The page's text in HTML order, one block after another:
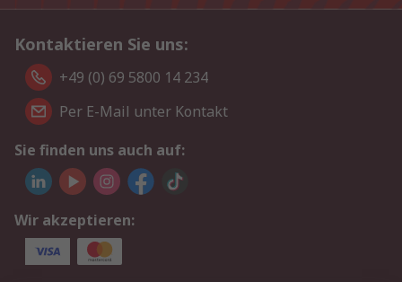
Kontaktieren Sie uns:
+49 (0) 69 5800 14 234
Per E-Mail unter Kontakt
Sie finden uns auch auf:
Wir akzeptieren: